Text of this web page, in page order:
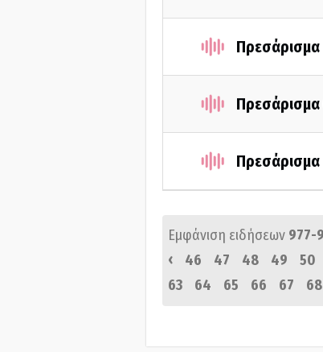
Εμφάνιση ειδήσεων 977-
‹
46 47 48 49 50
63
64 65 66 67 68